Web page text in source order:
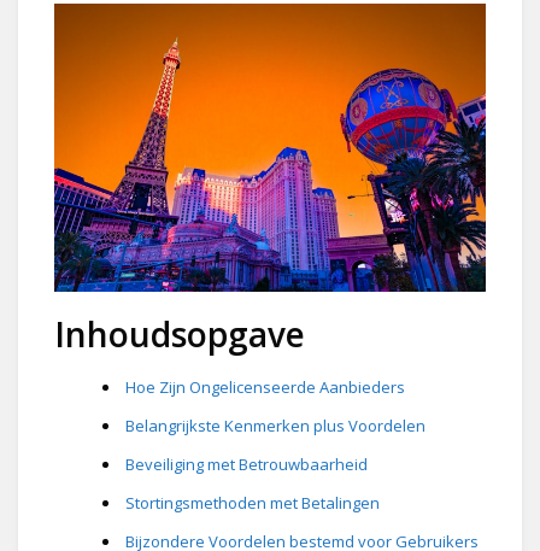
Inhoudsopgave
Hoe Zijn Ongelicenseerde Aanbieders
Belangrijkste Kenmerken plus Voordelen
Beveiliging met Betrouwbaarheid
Stortingsmethoden met Betalingen
Bijzondere Voordelen bestemd voor Gebruikers